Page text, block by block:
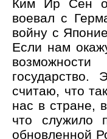
Ким Ир Сен
воевал с
войну с
Если нам
считаю, что
нас в стране,
что служило
обновленной